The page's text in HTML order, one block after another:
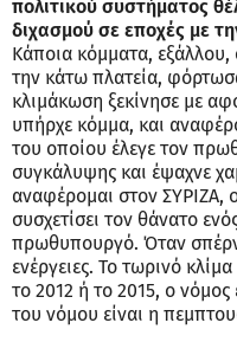
πολιτικού συστήματος
διχασμού σε εποχές με
Κάποια κόμματα,
την κάτω πλατεία,
κλιμάκωση ξεκίνησε με
υπήρχε κόμμα, και
του οποίου έλεγε τον
συγκάλυψης και έψαχνε
αναφέρομαι στον ΣΥΡΙΖΑ,
συσχετίσει τον θάνατο
πρωθυπουργό. Όταν
ενέργειες. Το τωρινό
το 2012 ή το 2015, ο
του νόμου είναι η